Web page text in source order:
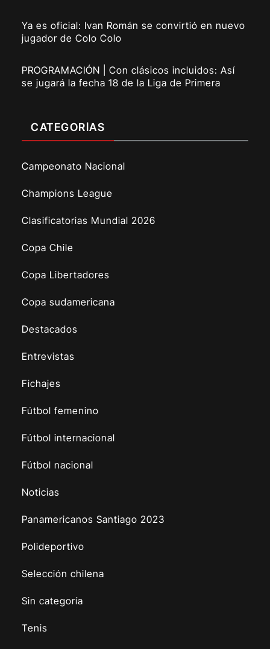
Ya es oficial: Ivan Román se convirtió en nuevo
jugador de Colo Colo
PROGRAMACIÓN | Con clásicos incluidos: Así
se jugará la fecha 18 de la Liga de Primera
CATEGORÍAS
Campeonato Nacional
Champions League
Clasificatorias Mundial 2026
Copa Chile
Copa Libertadores
Copa sudamericana
Destacados
Entrevistas
Fichajes
Fútbol femenino
Fútbol internacional
Fútbol nacional
Noticias
Panamericanos Santiago 2023
Polideportivo
Selección chilena
Sin categoría
Tenis